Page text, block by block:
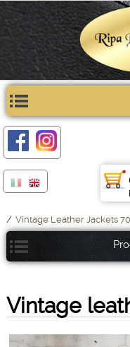
/ Vintage Leather Jackets
Vintage